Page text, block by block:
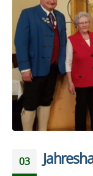
03